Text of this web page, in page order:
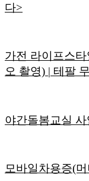
다>
가전 라이프스
오 촬영) | 테팔
야간돌봄교실
모바일차용증(